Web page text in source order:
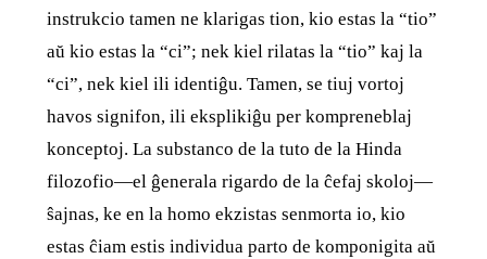
instrukcio tamen ne klarigas tion, kio estas la “tio”
aŭ kio estas la “ci”; nek kiel rilatas la “tio” kaj la
“ci”, nek kiel ili identiĝu. Tamen, se tiuj vortoj
havos signifon, ili eksplikiĝu per kompreneblaj
konceptoj. La substanco de la tuto de la Hinda
filozofio—el ĝenerala rigardo de la ĉefaj skoloj—
ŝajnas, ke en la homo ekzistas senmorta io, kio
estas ĉiam estis individua parto de komponigita aŭ